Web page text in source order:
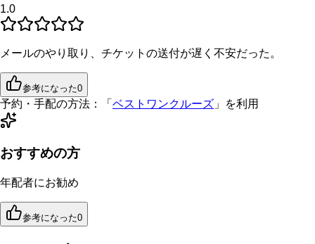
1.0
メールのやり取り、チケットの送付が遅く不安だった。
参考になった0
予約・手配の方法： 「 ベストワンクルーズ 」を利用
おすすめの方
年配者にお勧め
参考になった0